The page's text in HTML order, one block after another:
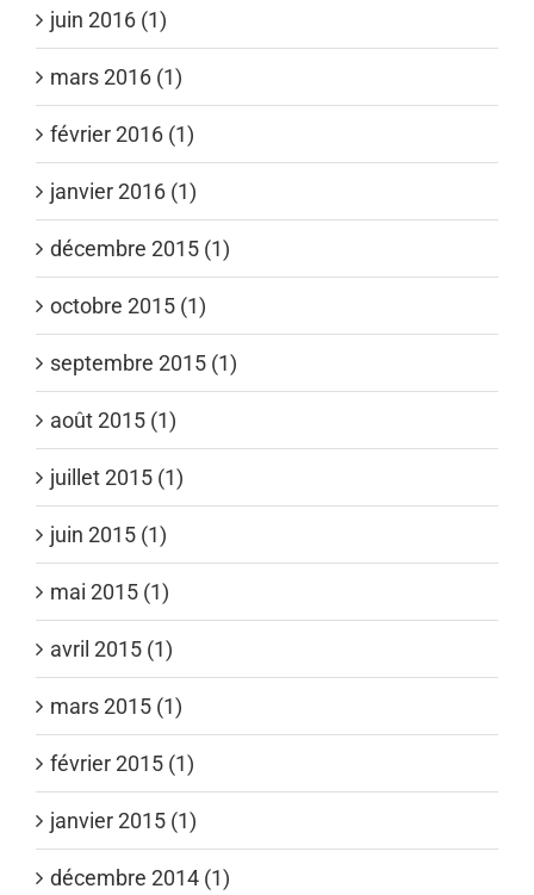
juin 2016 (1)
mars 2016 (1)
février 2016 (1)
janvier 2016 (1)
décembre 2015 (1)
octobre 2015 (1)
septembre 2015 (1)
août 2015 (1)
juillet 2015 (1)
juin 2015 (1)
mai 2015 (1)
avril 2015 (1)
mars 2015 (1)
février 2015 (1)
janvier 2015 (1)
décembre 2014 (1)